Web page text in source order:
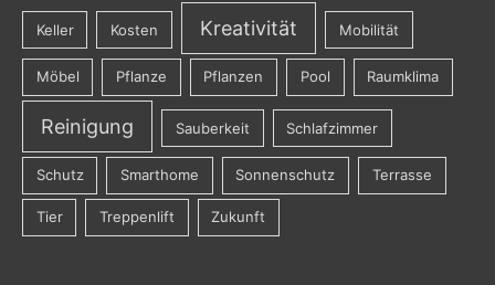
Keller Kosten Kreativität Mobilität
Möbel Pflanze Pflanzen Pool Raumklima
Reinigung Sauberkeit Schlafzimmer
Schutz Smarthome Sonnenschutz Terrasse
Tier Treppenlift Zukunft